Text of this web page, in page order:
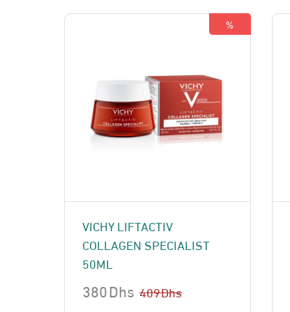
%
VICHY LIFTACTIV
COLLAGEN SPECIALIST
50ML
409Dhs
380Dhs